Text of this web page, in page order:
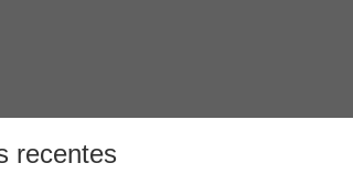
recentes